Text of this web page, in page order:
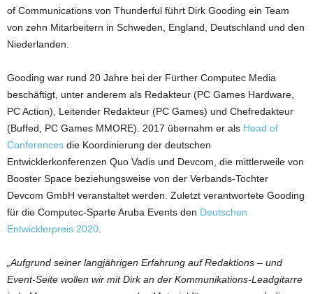
of Communications von Thunderful führt Dirk Gooding ein Team
von zehn Mitarbeitern in Schweden, England, Deutschland und den
Niederlanden.
Gooding war rund 20 Jahre bei der Fürther Computec Media
beschäftigt, unter anderem als Redakteur (PC Games Hardware,
PC Action), Leitender Redakteur (PC Games) und Chefredakteur
(Buffed, PC Games MMORE). 2017 übernahm er als Head of
Conferences die Koordinierung der deutschen
Entwicklerkonferenzen Quo Vadis und Devcom, die mittlerweile von
Booster Space beziehungsweise von der Verbands-Tochter
Devcom GmbH veranstaltet werden. Zuletzt verantwortete Gooding
für die Computec-Sparte Aruba Events den Deutschen
Entwicklerpreis 2020
„Aufgrund seiner langjährigen Erfahrung auf Redaktions – und
Event-Seite wollen wir mit Dirk an der Kommunikations-Leadgitarre